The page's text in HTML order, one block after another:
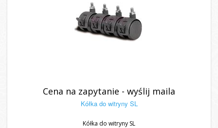
Cena na zapytanie - wyślij maila
Kółka do witryny SL
Kółka do witryny SL